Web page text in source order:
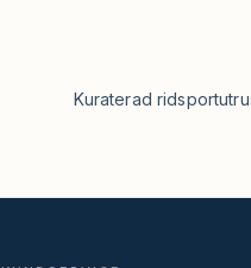
Kuraterad